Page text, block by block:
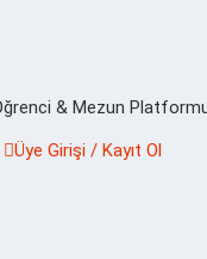
& Mezun
Üye Girişi / Kayıt Ol